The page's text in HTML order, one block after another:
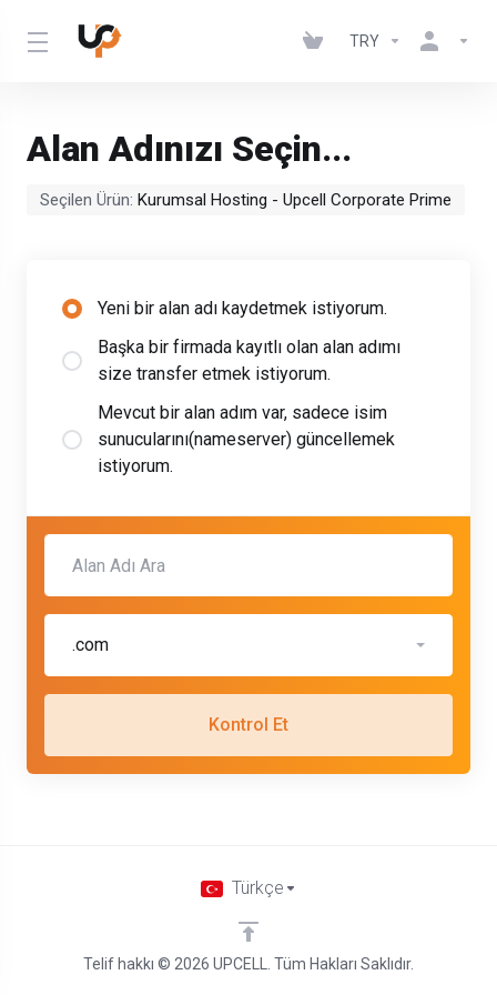
TRY
Alan Adınızı Seçin...
Seçilen Ürün: Kurumsal Hosting - Upcell Corporate Prime
Yeni bir alan adı kaydetmek istiyorum.
Başka bir firmada kayıtlı olan alan adımı
size transfer etmek istiyorum.
Mevcut bir alan adım var, sadece isim
sunucularını(nameserver) güncellemek
istiyorum.
.com
Kontrol Et
Telif hakkı © 2026 UPCELL. Tüm Hakları Saklıdır.
Türkçe